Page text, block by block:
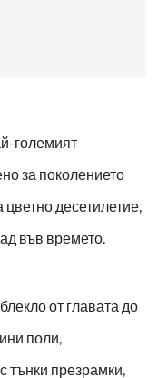
големият
за поколението
цветно десетилетие,
във времето.
от главата до
поли,
тънки презрамки,